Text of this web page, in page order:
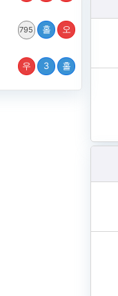
795 홀 오
우 3 홀